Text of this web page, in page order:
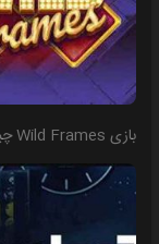
بازی Wild Frames چیست؟